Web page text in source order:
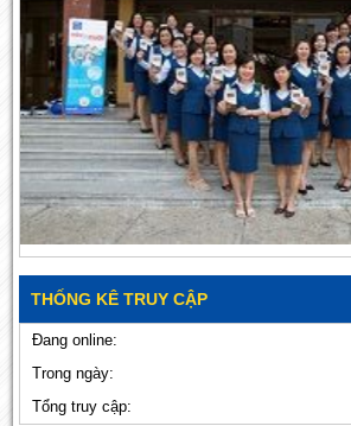
THỐNG KÊ TRUY CẬP
Đang online:
Trong ngày:
Tổng truy cập: